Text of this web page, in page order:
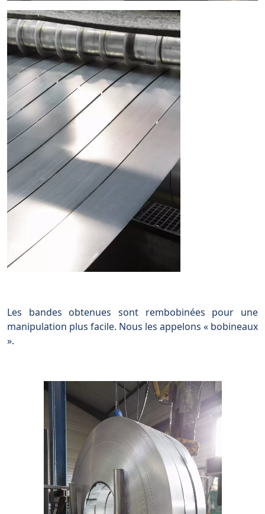
Les bandes obtenues sont rembobinées pour une
manipulation plus facile. Nous les appelons « bobineaux
».